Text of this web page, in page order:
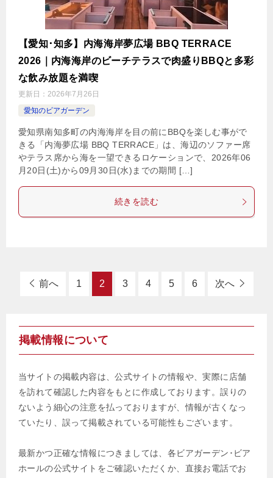
【愛知･知多】内海海岸夢広場 BBQ TERRACE
2026｜内海海岸のビーチテラスで肉盛りBBQと多彩
な飲み放題を満喫
更新日： 2026年7月26日
愛知のビアガーデン
愛知県南知多町の内海海岸を目の前にBBQを楽しむ事がで
きる「内海夢広場 BBQ TERRACE」は、海辺のソファー席
やテラス席から海を一望できるロケーションで、2026年06
月20日(土)から09月30日(水)までの期間 […]
続きを読む
前へ 1 2 3 4 5 6 次へ
掲載情報について
当サイトの掲載内容は、公式サイトの情報や、実際に店舗
を訪れて確認した内容をもとに作成しております。誤りの
ないよう細心の注意を払っておりますが、情報が古くなっ
ていたり、誤って掲載されている可能性もございます。
最新かつ正確な情報につきましては、各ビアガーデン･ビア
ホールの公式サイトをご確認いただくか、直接お電話でお